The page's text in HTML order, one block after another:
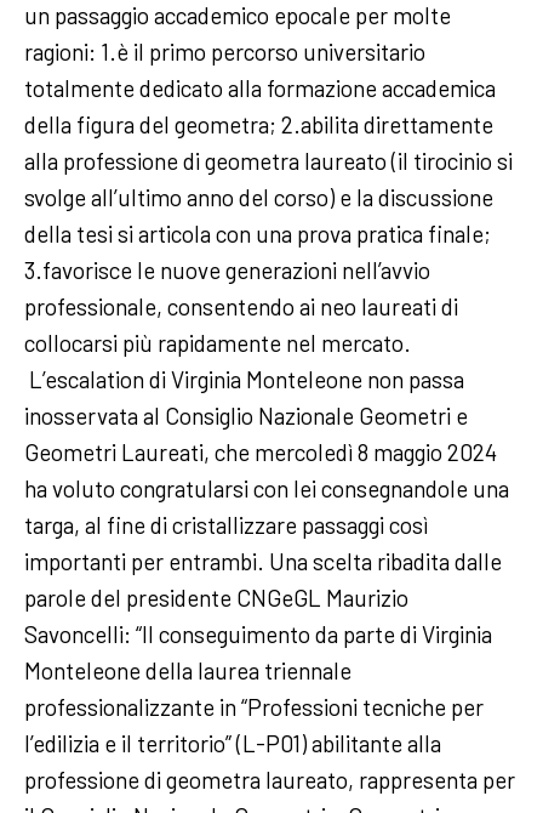
un passaggio accademico epocale per molte
ragioni: 1.è il primo percorso universitario
totalmente dedicato alla formazione accademica
della figura del geometra; 2.abilita direttamente
alla professione di geometra laureato (il tirocinio si
svolge all’ultimo anno del corso) e la discussione
della tesi si articola con una prova pratica finale;
3.favorisce le nuove generazioni nell’avvio
professionale, consentendo ai neo laureati di
collocarsi più rapidamente nel mercato.
L’escalation di Virginia Monteleone non passa
inosservata al Consiglio Nazionale Geometri e
Geometri Laureati, che mercoledì 8 maggio 2024
ha voluto congratularsi con lei consegnandole una
targa, al fine di cristallizzare passaggi così
importanti per entrambi. Una scelta ribadita dalle
parole del presidente CNGeGL Maurizio
Savoncelli: “Il conseguimento da parte di Virginia
Monteleone della laurea triennale
professionalizzante in “Professioni tecniche per
l’edilizia e il territorio” (L-P01) abilitante alla
professione di geometra laureato, rappresenta per